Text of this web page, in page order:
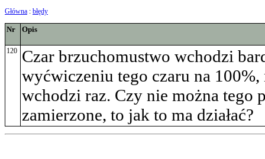
Główna : błędy
Nr Opis
120
Czar brzuchomustwo wchodzi
wyćwiczeniu tego czaru na 100%,
wchodzi raz. Czy nie można tego
zamierzone, to jak to ma działać?